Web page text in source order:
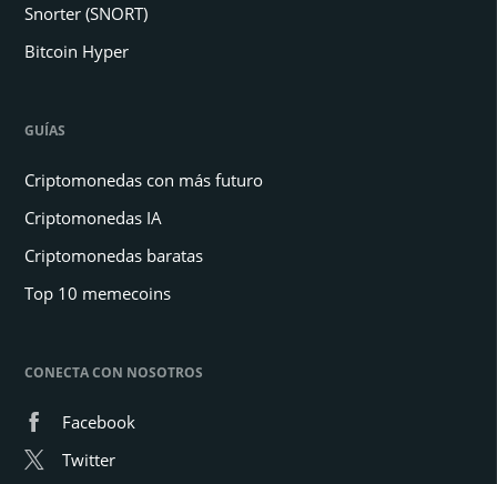
Snorter (SNORT)
Bitcoin Hyper
GUÍAS
Criptomonedas con más futuro
Criptomonedas IA
Criptomonedas baratas
Top 10 memecoins
CONECTA CON NOSOTROS
Facebook
Twitter